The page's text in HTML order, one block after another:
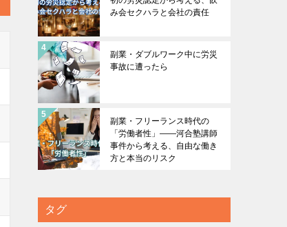
み会セクハラと会社の責任
副業・ダブルワーク中に労災
事故に遭ったら
副業・フリーランス時代の
「労働者性」――河合塾講師
事件から考える、自由な働き
方と本当のリスク
タグ